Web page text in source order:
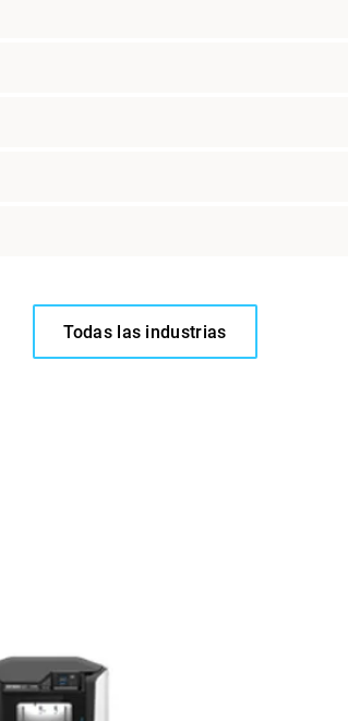
Todas las industrias